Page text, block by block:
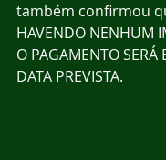
também confirmou
HAVENDO NENHUM
O PAGAMENTO SERÁ
DATA PREVISTA.